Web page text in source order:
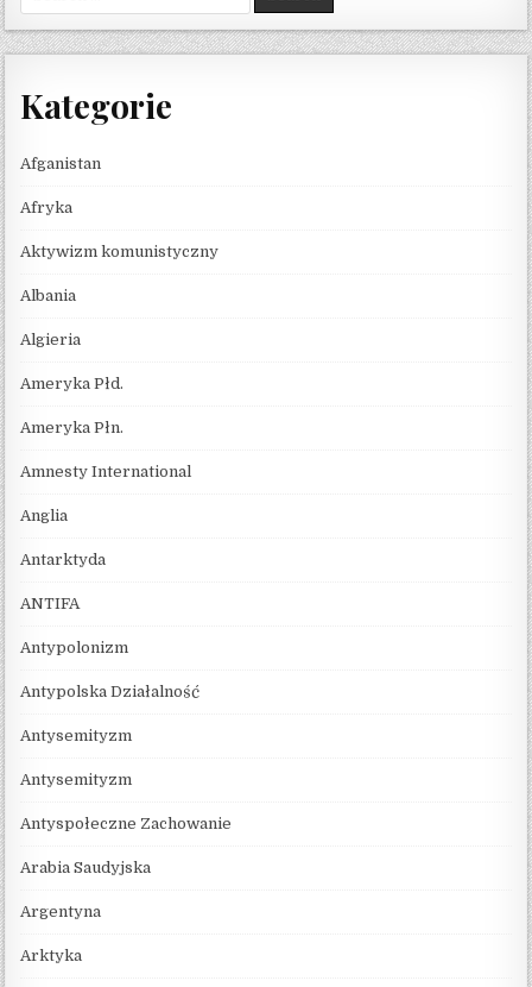
Kategorie
Afganistan
Afryka
Aktywizm komunistyczny
Albania
Algieria
Ameryka Płd.
Ameryka Płn.
Amnesty International
Anglia
Antarktyda
ANTIFA
Antypolonizm
Antypolska Działalność
Antysemityzm
Antysemityzm
Antyspołeczne Zachowanie
Arabia Saudyjska
Argentyna
Arktyka